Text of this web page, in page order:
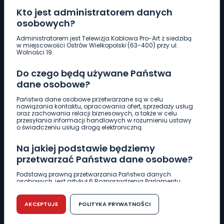
Kto jest administratorem danych
osobowych?
Administratorem jest Telewizja Kablowa Pro-Art z siedzibą
w miejscowości Ostrów Wielkopolski (63-400) przy ul.
Wolności 19.
Do czego będą używane Państwa
dane osobowe?
Państwa dane osobowe przetwarzane są w celu
nawiązania kontaktu, opracowania ofert, sprzedaży usług
oraz zachowania relacji biznesowych, a także w celu
przesyłania informacji handlowych w rozumieniu ustawy
o świadczeniu usług drogą elektroniczną.
Na jakiej podstawie będziemy
przetwarzać Państwa dane osobowe?
Podstawą prawną przetwarzania Państwa danych
osobowych, jest artykuł 6 Rozporządzenia Parlamentu
r. w sprawie ochrony osób fizycznych w związku z
przetwarzaniem danych osobowych w sprawie
swobodnego przepływu takich danych oraz uchylenia
dyrektywy 95/46/WE (RODO).
AKCEPTUJE POLITYKA PRYWATNOŚCI
Pobierz logotyp
661 997 997
REDAKCJA
62 735 22 22redakcja@wlkp24.info
DZIAŁ REKLAMY
62 735 01 85 reklama@wlkp24.info
WIADOMOŚCI
CIEKAWOSTKI